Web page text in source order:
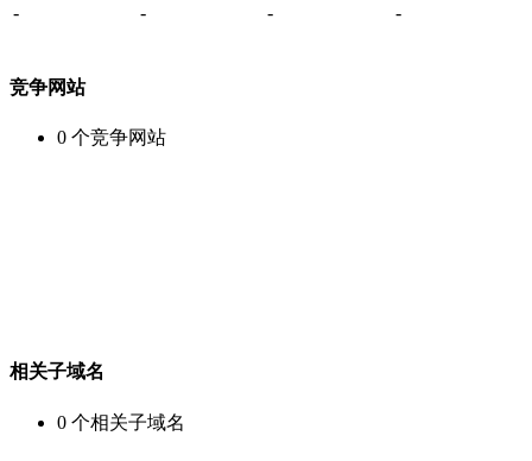
-
- - -
竞争网站
0 个竞争网站
相关子域名
0 个相关子域名